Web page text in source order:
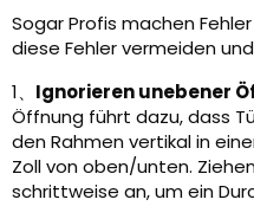
Sogar Profis machen
diese Fehler vermeiden
1、 Ignorieren unebener
Öffnung führt dazu, dass
den Rahmen vertikal in
Zoll von oben/unten.
schrittweise an, um ein